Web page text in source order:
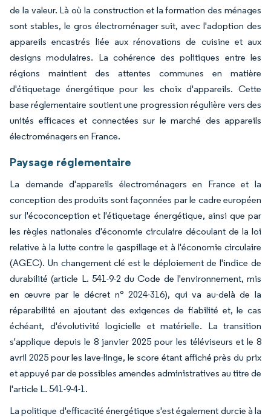
de la valeur. Là où la construction et la formation des ménages
sont stables, le gros électroménager suit, avec l'adoption des
appareils encastrés liée aux rénovations de cuisine et aux
designs modulaires. La cohérence des politiques entre les
régions maintient des attentes communes en matière
d'étiquetage énergétique pour les choix d'appareils. Cette
base réglementaire soutient une progression régulière vers des
unités efficaces et connectées sur le marché des appareils
électroménagers en France.
Paysage réglementaire
La demande d'appareils électroménagers en France et la
conception des produits sont façonnées par le cadre européen
sur l'écoconception et l'étiquetage énergétique, ainsi que par
les règles nationales d'économie circulaire découlant de la loi
relative à la lutte contre le gaspillage et à l'économie circulaire
(AGEC). Un changement clé est le déploiement de l'indice de
durabilité (article L. 541-9-2 du Code de l'environnement, mis
en œuvre par le décret n° 2024-316), qui va au-delà de la
réparabilité en ajoutant des exigences de fiabilité et, le cas
échéant, d'évolutivité logicielle et matérielle. La transition
s'applique depuis le 8 janvier 2025 pour les téléviseurs et le 8
avril 2025 pour les lave-linge, le score étant affiché près du prix
et appuyé par de possibles amendes administratives au titre de
l'article L. 541-9-4-1.
La politique d'efficacité énergétique s'est également durcie à la